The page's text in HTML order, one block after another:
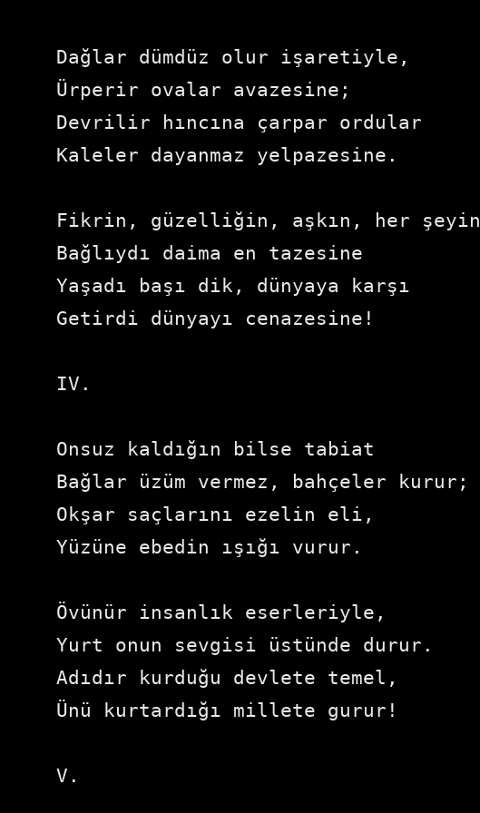
Dağlar dümdüz olur işaretiyle,
Ürperir ovalar avazesine;
Devrilir hıncına çarpar ordular
Kaleler dayanmaz yelpazesine.
Fikrin, güzelliğin, aşkın, her şeyin
Bağlıydı daima en tazesine
Yaşadı başı dik, dünyaya karşı
Getirdi dünyayı cenazesine!
IV.
Onsuz kaldığın bilse tabiat
Bağlar üzüm vermez, bahçeler kurur;
Okşar saçlarını ezelin eli,
Yüzüne ebedin ışığı vurur.
Övünür insanlık eserleriyle,
Yurt onun sevgisi üstünde durur.
Adıdır kurduğu devlete temel,
Ünü kurtardığı millete gurur!
V.